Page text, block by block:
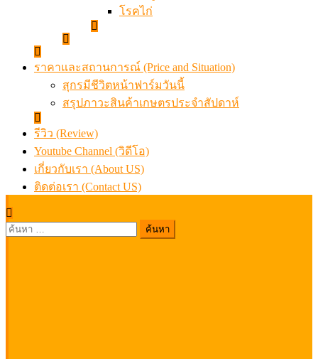
โรคไก่
ราคาและสถานการณ์ (Price and Situation)
สุกรมีชีวิตหน้าฟาร์มวันนี้
สรุปภาวะสินค้าเกษตรประจำสัปดาห์
รีวิว (Review)
Youtube Channel (วิดีโอ)
เกี่ยวกับเรา (About US)
ติดต่อเรา (Contact US)
ค้นหา